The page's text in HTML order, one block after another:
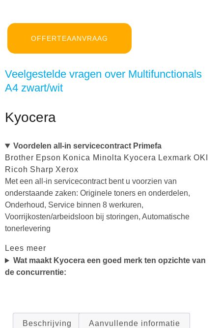
OFFERTEAANVRAAG
Veelgestelde vragen over Multifunctionals
A4 zwart/wit
Kyocera
Voordelen all-in servicecontract Primefa
Brother Epson Konica Minolta Kyocera Lexmark OKI
Ricoh Sharp Xerox
Met een all-in servicecontract bent u voorzien van
onderstaande zaken: Originele toners en onderdelen,
Onderhoud, Service binnen 8 werkuren,
Voorrijkosten/arbeidsloon bij storingen, Automatische
tonerlevering
Lees meer
Wat maakt Kyocera een goed merk ten opzichte van
de concurrentie:
Beschrijving Aanvullende informatie